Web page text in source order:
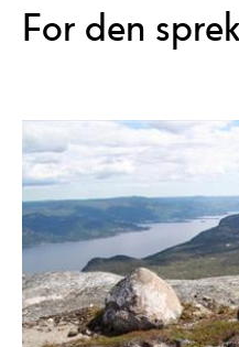
For den